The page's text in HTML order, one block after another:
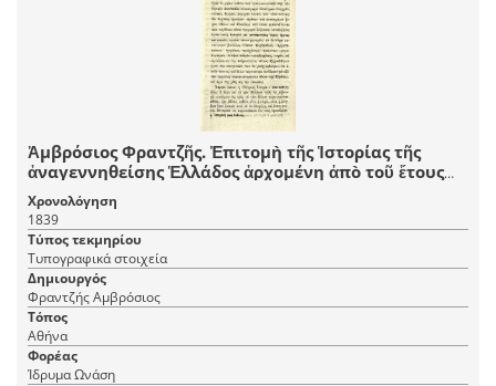
Ἀμβρόσιος Φραντζῆς. Ἐπιτομὴ τῆς Ἱστορίας τῆς
ἀναγεννηθείσης Ἑλλάδος ἀρχομένη ἀπὸ τοῦ ἔτους
1715, καὶ λήγουσα τὸ 1835..., Ἀθήνα, τ. Α´-Β´, ἐκ τῆς
Τυπογραφίας Ἡ Βιτώρια τοῦ Κωνστ. Καστόρχη καὶ
συντροφίας, 1839, τ. Γ´-Δ´, ἐκ τῆς Τυπογραφίας Κ.
Ράλλη, 1841.
Χρονολόγηση
1839
Τύπος τεκμηρίου
Τυπογραφικά στοιχεία
Δημιουργός
Φραντζής Αμβρόσιος
Τόπος
Αθήνα
Φορέας
Ίδρυμα Ωνάση